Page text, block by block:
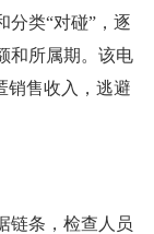
分类“对碰”，逐
和所属期。该电
销售收入，逃避
条，检查人员